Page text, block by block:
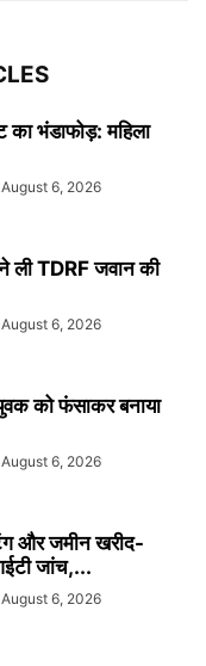
का भंडाफोड़: महिला
August 6, 2026
ली TDRF जवान की
August 6, 2026
को फंसाकर बनाया
August 6, 2026
और जमीन खरीद-
जांच,...
August 6, 2026